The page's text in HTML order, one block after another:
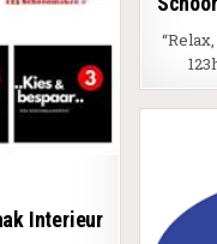
Interieur